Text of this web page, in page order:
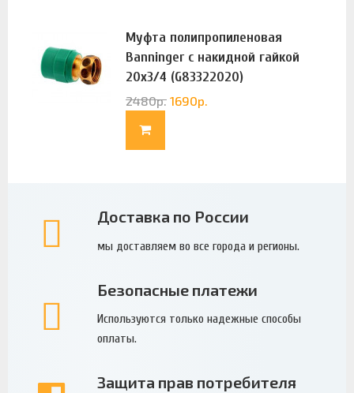
Муфта полипропиленовая
Banninger с накидной гайкой
20х3/4 (G83322020)
2480р. 1690р.
Доставка по России
мы доставляем во все города и регионы.
Безопасные платежи
Используются только надежные способы
оплаты.
Защита прав потребителя